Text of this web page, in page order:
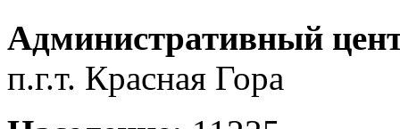
Административный
п.г.т. Красная Гора